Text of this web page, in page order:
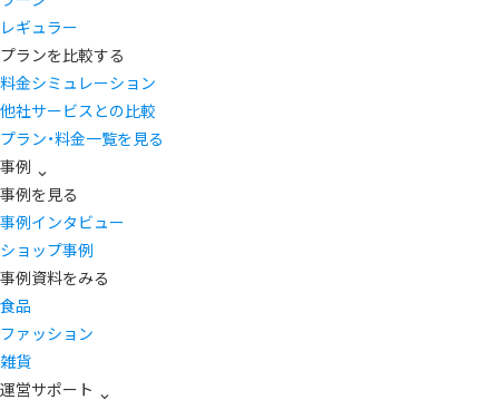
レギュラー
プランを比較する
料金シミュレーション
他社サービスとの比較
プラン・料金一覧を見る
事例
事例を見る
事例インタビュー
ショップ事例
事例資料をみる
食品
ファッション
雑貨
運営サポート